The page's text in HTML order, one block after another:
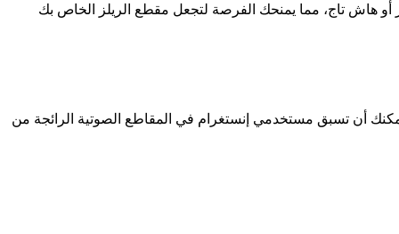
هاش تاج، مما يمنحك الفرصة لتجعل مقطع الريلز الخاص بك
أن تسبق مستخدمي إنستغرام في المقاطع الصوتية الرائجة من